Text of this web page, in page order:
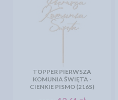
TOPPER PIERWSZA
KOMUNIA ŚWIĘTA -
CIENKIE PISMO (216S)